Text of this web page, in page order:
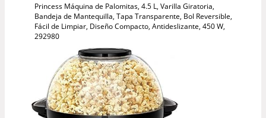
Princess Máquina de Palomitas, 4.5 L, Varilla Giratoria,
Bandeja de Mantequilla, Tapa Transparente, Bol Reversible,
Fácil de Limpiar, Diseño Compacto, Antideslizante, 450 W,
292980